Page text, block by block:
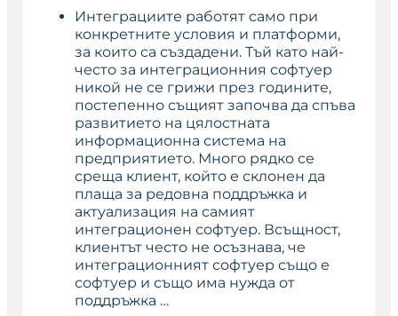
Интеграциите работят само при
конкретните условия и платформи,
за които са създадени. Тъй като най-
често за интеграционния софтуер
никой не се грижи през годините,
постепенно същият започва да спъва
развитието на цялостната
информационна система на
предприятието. Много рядко се
среща клиент, който е склонен да
плаща за редовна поддръжка и
актуализация на самият
интеграционен софтуер. Всъщност,
клиентът често не осъзнава, че
интеграционният софтуер също е
софтуер и също има нужда от
поддръжка …